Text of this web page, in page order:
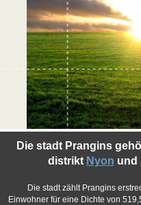
Die stadt Prangins
distrikt Nyon und
Die stadt zählt Prangins
Einwohner für eine Dichte von